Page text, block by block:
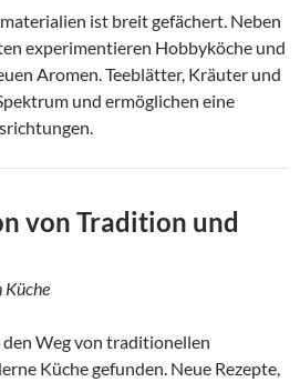
ist breit gefächert. Neben
experimentieren Hobbyköche und
Aromen. Teeblätter, Kräuter und
und ermöglichen eine
von Tradition und
Küche
den Weg von traditionellen
Küche gefunden. Neue Rezepte,